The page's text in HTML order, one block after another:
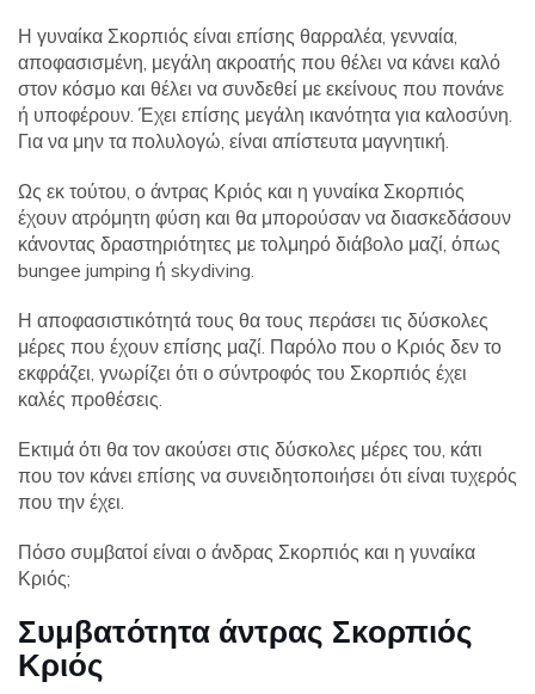
Η γυναίκα Σκορπιός είναι επίσης θαρραλέα, γενναία,
αποφασισμένη, μεγάλη ακροατής που θέλει να κάνει καλό
στον κόσμο και θέλει να συνδεθεί με εκείνους που πονάνε
ή υποφέρουν. Έχει επίσης μεγάλη ικανότητα για καλοσύνη.
Για να μην τα πολυλογώ, είναι απίστευτα μαγνητική.
Ως εκ τούτου, ο άντρας Κριός και η γυναίκα Σκορπιός
έχουν ατρόμητη φύση και θα μπορούσαν να διασκεδάσουν
κάνοντας δραστηριότητες με τολμηρό διάβολο μαζί, όπως
bungee jumping ή skydiving.
Η αποφασιστικότητά τους θα τους περάσει τις δύσκολες
μέρες που έχουν επίσης μαζί. Παρόλο που ο Κριός δεν το
εκφράζει, γνωρίζει ότι ο σύντροφός του Σκορπιός έχει
καλές προθέσεις.
Εκτιμά ότι θα τον ακούσει στις δύσκολες μέρες του, κάτι
που τον κάνει επίσης να συνειδητοποιήσει ότι είναι τυχερός
που την έχει.
Πόσο συμβατοί είναι ο άνδρας Σκορπιός και η γυναίκα
Κριός;
Συμβατότητα άντρας Σκορπιός
Κριός